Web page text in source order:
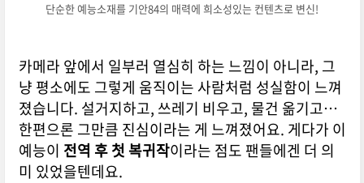
단순한 예능소재를 기안84의 매력에 희소성있는 컨텐츠로 변신!
카메라 앞에서 일부러 열심히 하는 느낌이 아니라, 그
냥 평소에도 그렇게 움직이는 사람처럼 성실함이 느껴
졌습니다. 설거지하고, 쓰레기 비우고, 물건 옮기고…
한편으론 그만큼 진심이라는 게 느껴졌어요. 게다가 이
예능이 전역 후 첫 복귀작이라는 점도 팬들에겐 더 의
미 있었을텐데요.